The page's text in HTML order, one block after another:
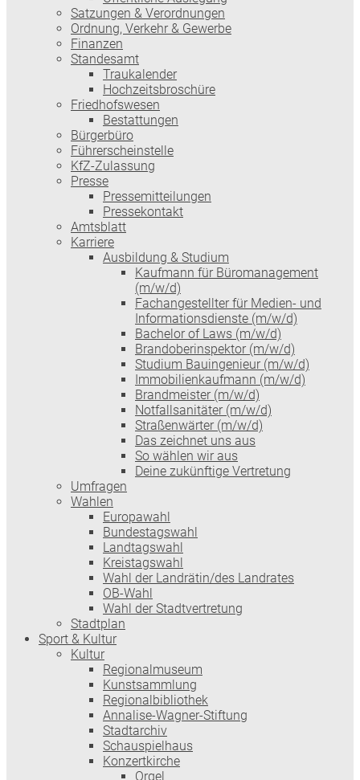
Satzungen & Verordnungen
Ordnung, Verkehr & Gewerbe
Finanzen
Standesamt
Traukalender
Hochzeitsbroschüre
Friedhofswesen
Bestattungen
Bürgerbüro
Führerscheinstelle
KfZ-Zulassung
Presse
Pressemitteilungen
Pressekontakt
Amtsblatt
Karriere
Ausbildung & Studium
Kaufmann für Büromanagement
(m/w/d)
Fachangestellter für Medien- und
Informationsdienste (m/w/d)
Bachelor of Laws (m/w/d)
Brandoberinspektor (m/w/d)
Studium Bauingenieur (m/w/d)
Immobilienkaufmann (m/w/d)
Brandmeister (m/w/d)
Notfallsanitäter (m/w/d)
Straßenwärter (m/w/d)
Das zeichnet uns aus
So wählen wir aus
Deine zukünftige Vertretung
Umfragen
Wahlen
Europawahl
Bundestagswahl
Landtagswahl
Kreistagswahl
Wahl der Landrätin/des Landrates
OB-Wahl
Wahl der Stadtvertretung
Stadtplan
Sport & Kultur
Kultur
Regionalmuseum
Kunstsammlung
Regionalbibliothek
Annalise-Wagner-Stiftung
Stadtarchiv
Schauspielhaus
Konzertkirche
Orgel